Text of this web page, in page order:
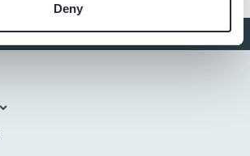
Deny